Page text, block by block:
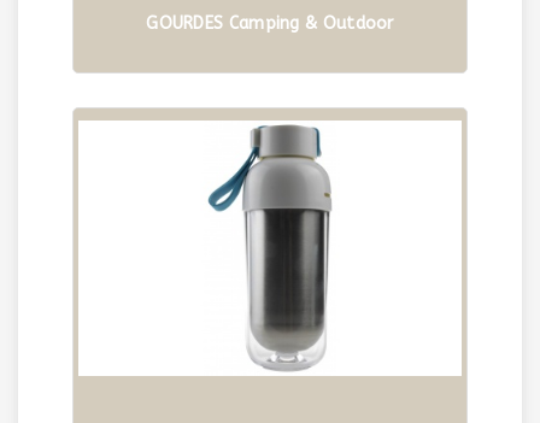
GOURDES Camping & Outdoor